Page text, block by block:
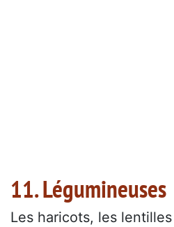
11. Légumineuses
Les haricots, les